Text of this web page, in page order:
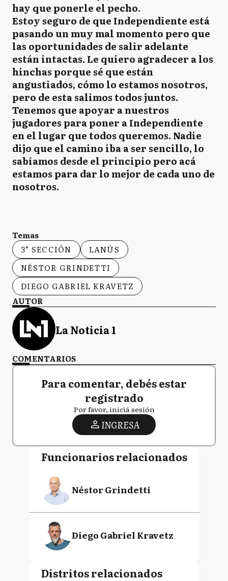
hay que ponerle el pecho.
Estoy seguro de que Independiente está
pasando un muy mal momento pero que
las oportunidades de salir adelante
están intactas. Le quiero agradecer a los
hinchas porque sé que están
angustiados, cómo lo estamos nosotros,
pero de esta salimos todos juntos.
Tenemos que apoyar a nuestros
jugadores para poner a Independiente
en el lugar que todos queremos. Nadie
dijo que el camino iba a ser sencillo, lo
sabíamos desde el principio pero acá
estamos para dar lo mejor de cada uno de
nosotros.
Temas
3° SECCIÓN
LANÚS
NÉSTOR GRINDETTI
DIEGO GABRIEL KRAVETZ
AUTOR
La Noticia 1
COMENTARIOS
Para comentar, debés estar
registrado
Por favor, iniciá sesión
INGRESA
Funcionarios relacionados
Néstor Grindetti
Diego Gabriel Kravetz
Distritos relacionados